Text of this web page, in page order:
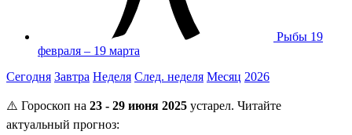
Рыбы 19
февраля – 19 марта
Сегодня Завтра Неделя След. неделя Месяц 2026
⚠️ Гороскоп на 23 - 29 июня 2025 устарел. Читайте
актуальный прогноз: